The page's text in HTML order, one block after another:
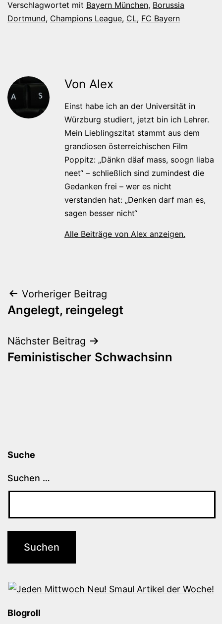
Verschlagwortet mit Bayern München, Borussia
Dortmund, Champions League, CL, FC Bayern
Von Alex
Einst habe ich an der Universität in
Würzburg studiert, jetzt bin ich Lehrer.
Mein Lieblingszitat stammt aus dem
grandiosen österreichischen Film
Poppitz: „Dänkn däaf mass, soogn liaba
neet“ – schließlich sind zumindest die
Gedanken frei – wer es nicht
verstanden hat: „Denken darf man es,
sagen besser nicht“
Alle Beiträge von Alex anzeigen.
Beitragsnavigation
Vorheriger Beitrag
Angelegt, reingelegt
Nächster Beitrag
Feministischer Schwachsinn
Suche
Suchen …
Blogroll